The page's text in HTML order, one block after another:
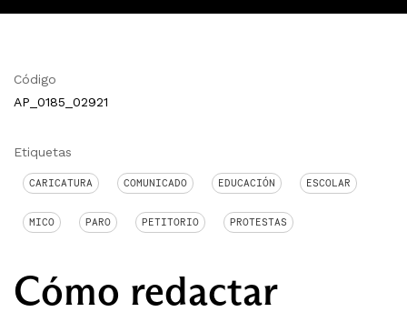
Código
AP_0185_02921
Etiquetas
CARICATURA COMUNICADO EDUCACIÓN ESCOLAR
MICO PARO PETITORIO PROTESTAS
Cómo redactar